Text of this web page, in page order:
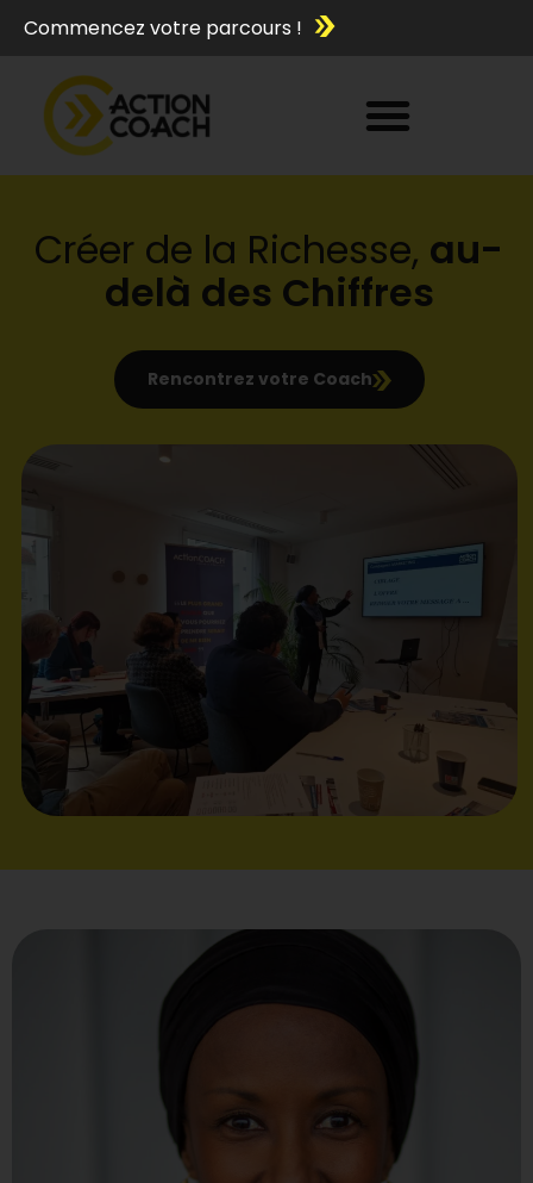
Commencez votre parcours !
Créer de la Richesse, au-
delà des Chiffres
Rencontrez votre Coach